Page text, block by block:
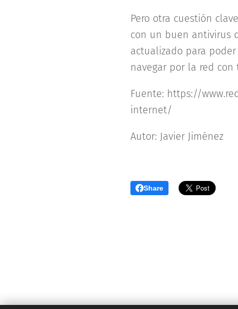
Pero otra cuestión
con un buen antivirus
actualizado para
navegar por la red
Fuente: https://
internet/
Autor: Javier Jiménez
Share